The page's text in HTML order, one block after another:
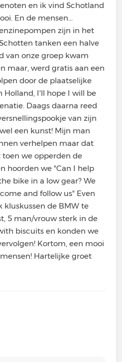
en ik vind Schotland
En de mensen...
zijn in het
tanken een halve
van onze groep kwam
maar, werd gratis aan een
door de plaatselijke
Holland, I'll hope I will be
Daags daarna reed
van zijn
een kunst! Mijn man
verhelpen maar dat
we opperden de
hoorden we "Can I help
bike in a low gear? We
and follow us" Even
kluskussen de BMW te
5 man/vrouw sterk in de
biscuits en konden we
Kortom, een mooi
Hartelijke groet